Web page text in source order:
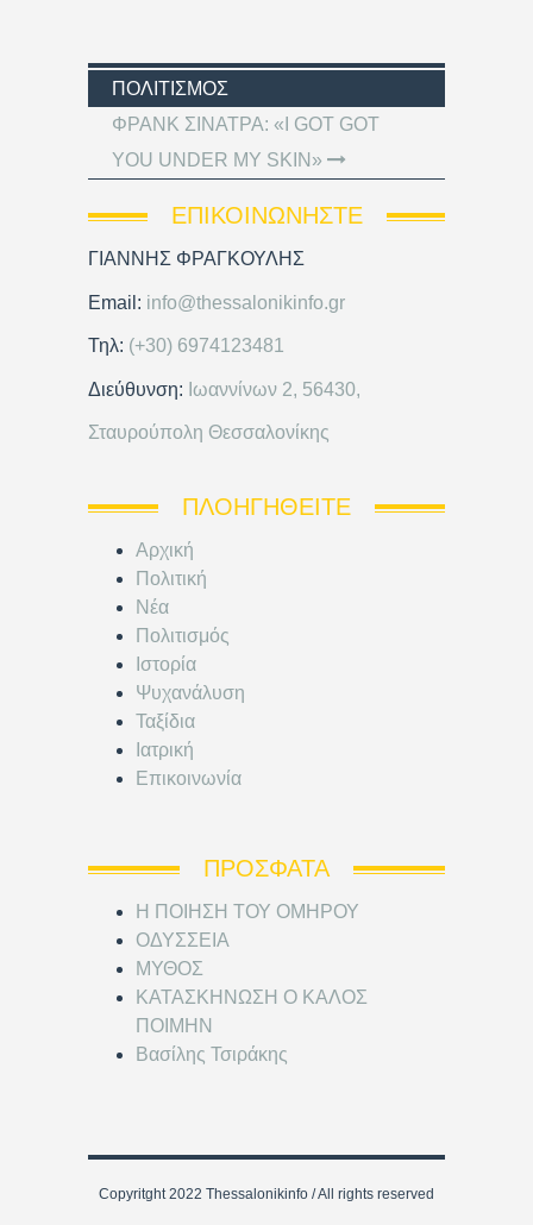
ΠΟΛΙΤΙΣΜΌΣ
ΦΡΑΝΚ ΣΙΝΑΤΡΑ: «I GOT GOT
YOU UNDER MY SKIN»
ΕΠΙΚΟΙΝΩΝΉΣΤΕ
ΓΙΑΝΝΗΣ ΦΡΑΓΚΟΥΛΗΣ
Email: info@thessalonikinfo.gr
Τηλ: (+30) 6974123481
Διεύθυνση: Ιωαννίνων 2, 56430,
Σταυρούπολη Θεσσαλονίκης
ΠΛΟΗΓΗΘΕΊΤΕ
Αρχική
Πολιτική
Νέα
Πολιτισμός
Ιστορία
Ψυχανάλυση
Ταξίδια
Ιατρική
Επικοινωνία
ΠΡΌΣΦΑΤΑ
Η ΠΟΙΗΣΗ ΤΟΥ ΟΜΗΡΟΥ
ΟΔΥΣΣΕΙΑ
ΜΥΘΟΣ
ΚΑΤΑΣΚΗΝΩΣΗ Ο ΚΑΛΟΣ
ΠΟΙΜΗΝ
Βασίλης Τσιράκης
Copyritght 2022 Thessalonikinfo / All rights reserved